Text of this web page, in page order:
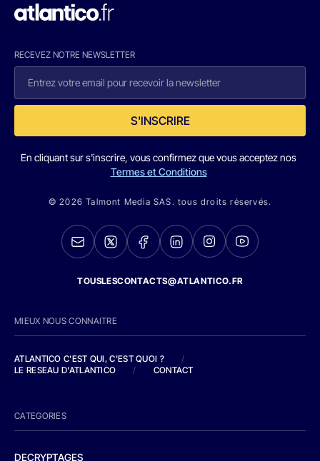
RECEVEZ NOTRE NEWSLETTER
S'INSCRIRE
En cliquant sur s'inscrire, vous confirmez que vous acceptez nos
Termes et Conditions
© 2026 Talmont Media SAS. tous droits réservés.
TOUSLESCONTACTS@ATLANTICO.FR
MIEUX NOUS CONNAITRE
ATLANTICO C'EST QUI, C'EST QUOI ?
/
LE RESEAU D'ATLANTICO
/ CONTACT
CATEGORIES
DECRYPTAGES